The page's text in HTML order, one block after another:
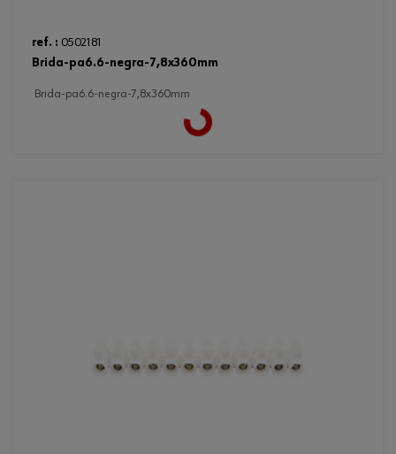
ref. : 0502181
brida-pa6.6-negra-7,8x360mm
brida-pa6.6-negra-7,8x360mm